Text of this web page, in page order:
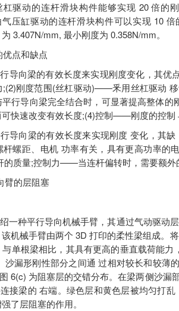
动的连杆滑块构件能够实现 20 倍的
气压缸驱动的连杆滑块构件可以实现 10
3.407N/mm, 最小刚度为 0.358N/mm。
点和缺点
向梁的有效长度来实现刚度变化，其优
;(2)刚度范围(丝杠驱动)——釆用丝杠驱动
平行导向梁完全结合时，可显著提高整体
快速改变有效长度;(4)控制——刚度的控制
向梁的有效长度来实现刚度 变化，其
杆螺距、电机 功率有关，具有更高功率的
的质量;控制力——当连杆偏转时，需要额外
臂的层阻塞
种平行导向机械手臂，其通过气动驱动
机械手臂由两个 3D 打印的柔性梁组成。
单根梁相比，其具有更高的垂直载荷能
沙漏形刚性部分之间通 过相对较长和较薄
6(c) 为阻塞层的交错分布。在梁两侧沙漏
接梁的 右端。绿色层和黄色层被均匀打
了层阻塞的作用。